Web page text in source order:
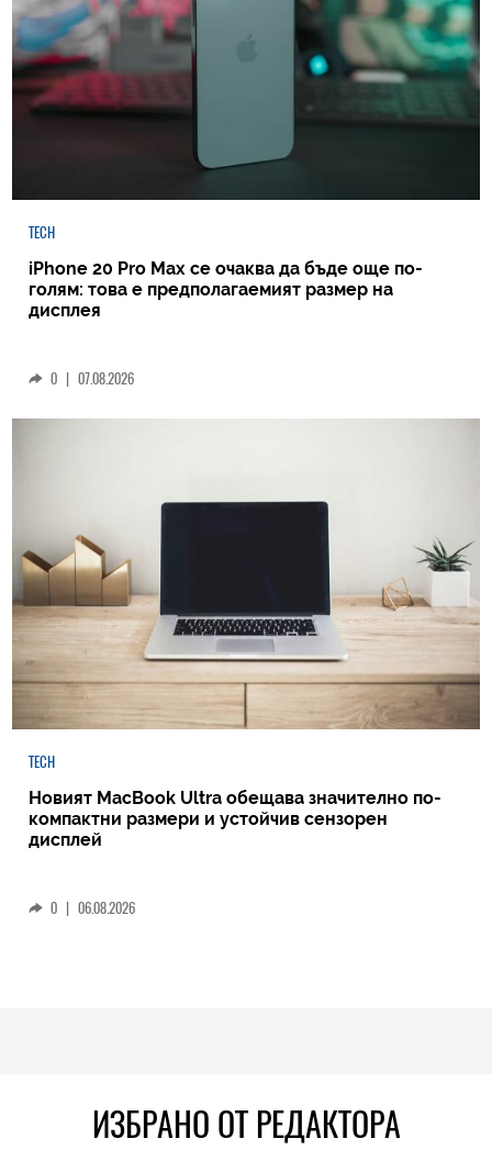
TECH
iPhone 20 Pro Max се очаква да бъде още по-
голям: това е предполагаемият размер на
дисплея
0 | 07.08.2026
TECH
Новият MacBook Ultra обещава значително по-
компактни размери и устойчив сензорен
дисплей
0 | 06.08.2026
ИЗБРАНО ОТ РЕДАКТОРА